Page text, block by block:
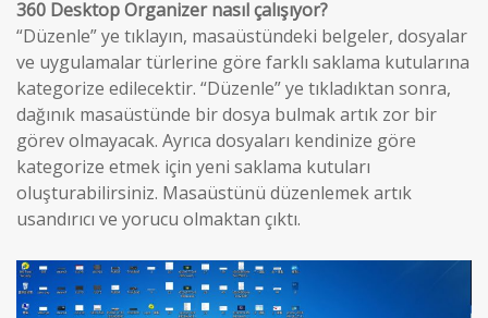
360 Desktop Organizer nasıl çalışıyor?
“Düzenle” ye tıklayın, masaüstündeki belgeler, dosyalar
ve uygulamalar türlerine göre farklı saklama kutularına
kategorize edilecektir. “Düzenle” ye tıkladıktan sonra,
dağınık masaüstünde bir dosya bulmak artık zor bir
görev olmayacak. Ayrıca dosyaları kendinize göre
kategorize etmek için yeni saklama kutuları
oluşturabilirsiniz. Masaüstünü düzenlemek artık
usandırıcı ve yorucu olmaktan çıktı.